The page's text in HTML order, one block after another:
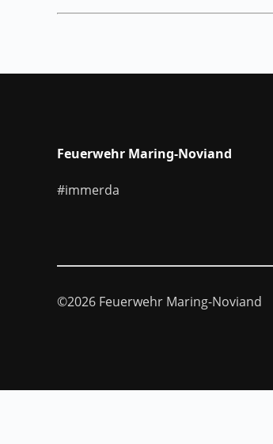
Feuerwehr Maring-Noviand
#immerda
©2026 Feuerwehr Maring-Noviand